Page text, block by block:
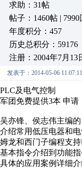
求助：31帖
帖子：1460帖 | 7990
年度积分：457
历史总积分：59176
注册：2004年7月13
发表于：2014-05-06 11:07:11
PLC及电气控制
军团免费提供3本 申请
吴亦锋、侯志伟主编
介绍常用低压电器和
姆龙和西门子编程支
基本指令介绍到功能
具体的应用案例详细